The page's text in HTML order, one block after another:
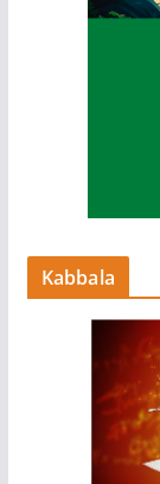
Kabbala